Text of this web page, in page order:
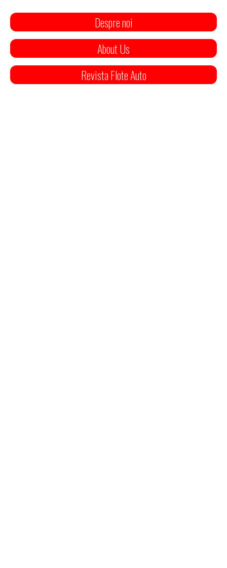
Despre noi
About Us
Revista Flote Auto